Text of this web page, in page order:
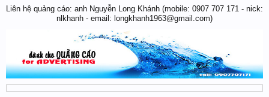
Liên hệ quảng cáo: anh Nguyễn Long Khánh (mobile: 0907 707 171 - nick:
nlkhanh - email: longkhanh1963@gmail.com)